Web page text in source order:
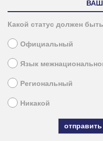
Какой статус должен
Официальный
Язык
Региональный
Никакой